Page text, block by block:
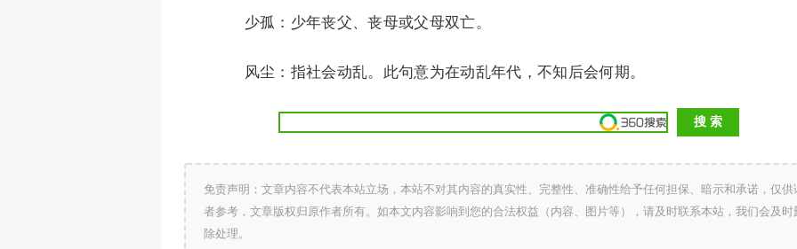
少孤：少年丧父、丧母或父母双亡。
风尘：指社会动乱。此句意为在动乱年代，不知后会何期。
免责声明：文章内容不代表本站立场，本站不对其内容的真实性、完整性、准确性给予任何担保、暗示和承诺，仅供
者参考，文章版权归原作者所有。如本文内容影响到您的合法权益（内容、图片等），请及时联系本站，我们会及时
除处理。